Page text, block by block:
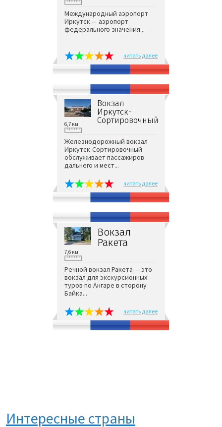
Международный аэропорт
Иркутск — аэропорт
федерального значения...
читать далее
Вокзал
Иркутск-
Сортировочный
6,7 км
Железнодорожный вокзал
Иркутск-Сортировочный
обслуживает пассажиров
дальнего и мест...
читать далее
Вокзал
Ракета
7,6 км
Речной вокзал Ракета — это
вокзал для экскурсионных
туров по Ангаре в сторону
Байка...
читать далее
Интересные страны